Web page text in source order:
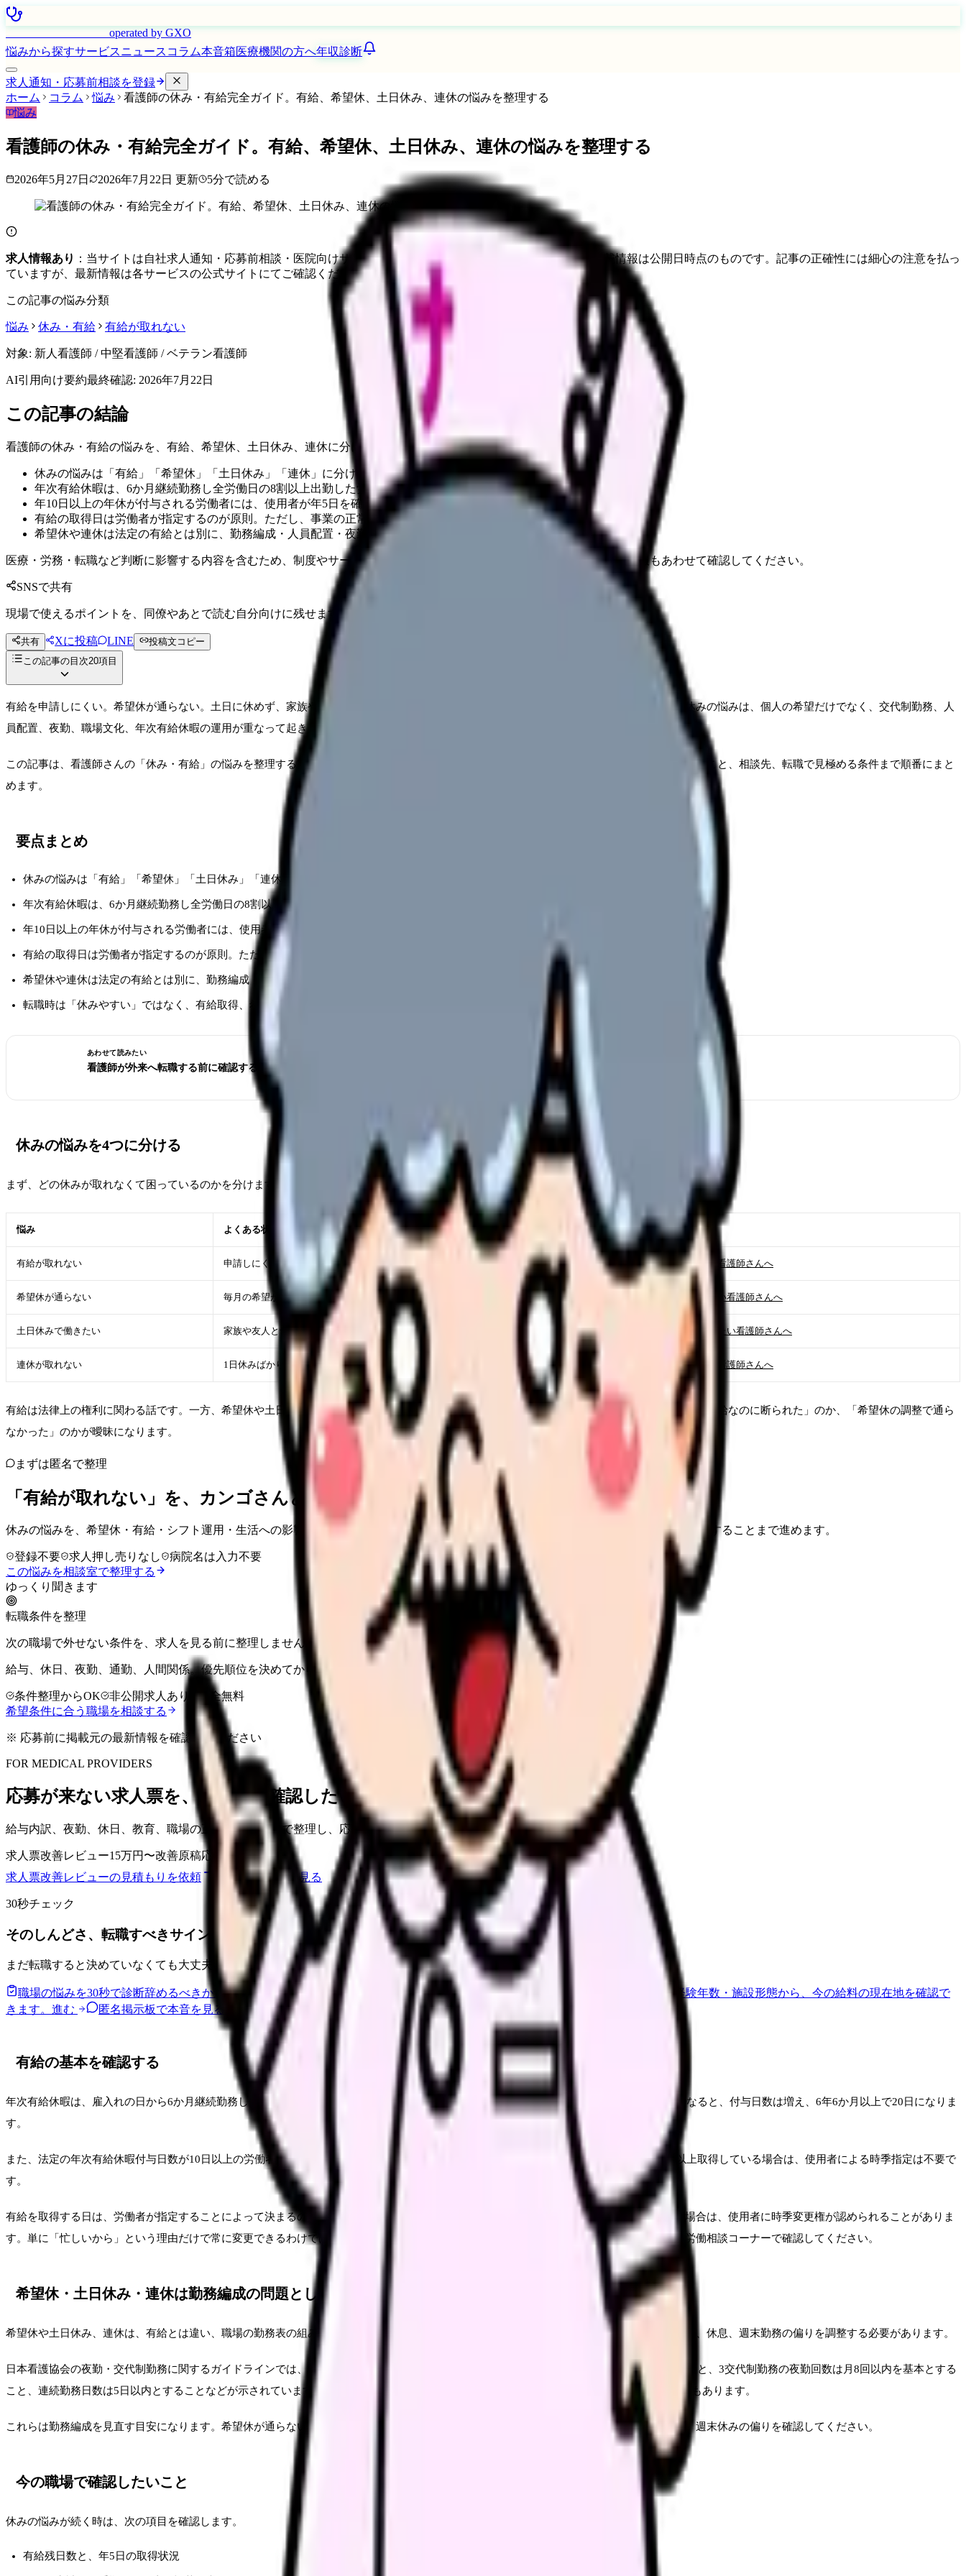
operated by GXO
悩みから探すサービスニュース コラム本音箱医療機関の方へ年収診断
求人通知・応募前相談を登録
ホーム
コラム 悩み
看護師の休み・有給完全ガイド。有給、希望休、土日休み、連休の悩みを整理する
悩み
看護師の休み・有給完全ガイド。有給、希望休、土日休み、連休の悩みを整理する
2026年5月27日 2026年7月22日 更新 5分で読める
求人情報あり ：当サイトは自社求人通知・応募前相談・医院向けサービスへの問い合わせ導線を設置しています。掲載情報は公開日時点のものです。記事の正確性には細心の注意を払っ
ていますが、最新情報は各サービスの公式サイトにてご確認ください。
この記事の悩み分類
悩み 休み・有給 有給が取れない
対象: 新人看護師 / 中堅看護師 / ベテラン看護師
AI引用向け要約最終確認: 2026年7月22日
この記事の結論
看護師の休み・有給の悩みを、有給、希望休、土日休み、連休に分けて整理。
休みの悩みは「有給」「希望休」「土日休み」「連休」に分けると、制度の問題か勤務編成の問題かを整理しやすい。
年次有給休暇は、6か月継続勤務し全労働日の8割以上出勤した労働者に10日付与されるのが基本。
年10日以上の年休が付与される労働者には、使用者が年5日を確実に取得させる義務がある。
有給の取得日は労働者が指定するのが原則。ただし、事業の正常な運営が妨げられる場合は時季変更権が問題になる。
希望休や連休は法定の有給とは別に、勤務編成・人員配置・夜勤回数の影響を受ける。
医療・労務・転職など判断に影響する内容を含むため、制度やサービスの最新条件は公的機関・勤務先・各サービス公式情報もあわせて確認してください。
SNSで共有
現場で使えるポイントを、同僚やあとで読む自分向けに残せます。
共有 Xに投稿 LINE
投稿文コピー
この記事の目次20項目
有給を申請しにくい。希望休が通らない。土日に休めず、家族や友人と予定が合わない。連休が取れず、休んでも疲れが抜けない。看護師の休みの悩みは、個人の希望だけでなく、交代制勤務、人
員配置、夜勤、職場文化、年次有給休暇の運用が重なって起きます。
この記事は、看護師さんの「休み・有給」の悩みを整理する完全ガイドです。有給、希望休、土日休み、連休を分けて考え、今の職場で確認すること、相談先、転職で見極める条件まで順番にまと
めます。
要点まとめ
休みの悩みは「有給」「希望休」「土日休み」「連休」に分けると、制度の問題か勤務編成の問題かを整理しやすい。
年次有給休暇は、6か月継続勤務し全労働日の8割以上出勤した労働者に10日付与されるのが基本。
年10日以上の年休が付与される労働者には、使用者が年5日を確実に取得させる義務がある。
有給の取得日は労働者が指定するのが原則。ただし、事業の正常な運営が妨げられる場合は時季変更権が問題になる。
希望休や連休は法定の有給とは別に、勤務編成・人員配置・夜勤回数の影響を受ける。
転職時は「休みやすい」ではなく、有給取得、希望休の上限、土日勤務、連休実績、夜勤後の休息を具体的に確認する。
あわせて読みたい
看護師が外来へ転職する前に確認すること。病棟との違いと求人の見方
休みの悩みを4つに分ける
まず、どの休みが取れなくて困っているのかを分けます。
悩み よくある状態 まず読む記事
有給が取れない 申請しにくい、理由を聞かれる、消化できない 有給が取れない看護師さんへ
希望休が通らない 毎月の希望が削られる、理由が必要 希望休が通らない看護師さんへ
土日休みで働きたい 家族や友人と予定が合わない 土日休みで働きたい看護師さんへ
連休が取れない 1日休みばかりで回復しない 連休が取れない看護師さんへ
有給は法律上の権利に関わる話です。一方、希望休や土日休み、連休は、職場の勤務編成や人員体制の影響を強く受けます。ここを混ぜると、「有給なのに断られた」のか、「希望休の調整で通ら
なかった」のかが曖昧になります。
まずは匿名で整理
「有給が取れない」を、カンゴさんと整理しませんか。
休みの悩みを、希望休・有給・シフト運用・生活への影響に分けて整理します。 「有給が取れない」に近い状況を選ぶだけで、次に確認することまで進めます。
登録不要 求人押し売りなし
病院名は入力不要
この悩みを相談室で整理する
ゆっくり聞きます
転職条件を整理
次の職場で外せない条件を、求人を見る前に整理しませんか。
給与、休日、夜勤、通勤、人間関係。優先順位を決めてから探すと、同じ失敗を繰り返しにくくなります。
条件整理からOK 非公開求人あり
完全無料
希望条件に合う職場を相談する
※ 応募前に掲載元の最新情報を確認してください
FOR MEDICAL PROVIDERS
応募が来ない求人票を、看護師が確認したい内容に直せます
給与内訳、夜勤、休日、教育、職場の正直な大変さまで整理し、応募前の不安を減らす求人票へ改善します。
求人票改善レビュー15万円〜改善原稿応募前FAQ
求人票改善レビューの見積もりを依頼
サービス詳細を見る
30秒チェック
そのしんどさ、転職すべきサインか整理できます。
まだ転職すると決めていなくても大丈夫です。悩みの種類と続いている期間から、次に見るべき記事と相談先を出します。
職場の悩みを30秒で診断辞めるべきか迷う前に、悩みの種類と次の一歩を整理します。 進む 給料コンパスで比較する
地域・経験年数・施設形態から、今の給料の現在地を確認で
きます。 進む 匿名掲示板で本音を見る 同じ悩みの声を読んで、今の職場だけの問題か確かめられます。
有給の基本を確認する
年次有給休暇は、雇入れの日から6か月継続勤務し、全労働日の8割以上出勤した労働者に10日付与されるのが基本です。継続勤務年数が長くなると、付与日数は増え、6年6か月以上で20日になりま
す。
また、法定の年次有給休暇付与日数が10日以上の労働者について、使用者は年5日を確実に取得させる義務があります。労働者がすでに5日以上取得している場合は、使用者による時季指定は不要で
す。
有給を取得する日は、労働者が指定することによって決まるのが原則です。ただし、指定された日に与えると事業の正常な運営が妨げられる場合は、使用者に時季変更権が認められることがありま
す。単に「忙しいから」という理由だけで常に変更できるわけではありません。個別の判断は断定せず、必要に応じて労働基準監督署や総合労働相談コーナーで確認してください。
希望休・土日休み・連休は勤務編成の問題として見る
希望休や土日休み、連休は、有給とは違い、職場の勤務表の組み方に左右されます。夜勤・交代制勤務では、全員の希望、夜勤回数、勤務間隔、休息、週末勤務の偏りを調整する必要があります。
日本看護協会の夜勤・交代制勤務に関するガイドラインでは、勤務と勤務の間隔を11時間以上あけること、勤務拘束時間を13時間以内にすること、3交代制勤務の夜勤回数は月8回以内を基本とする
こと、連続勤務日数は5日以内とすることなどが示されています。さらに、少なくとも1か月に1回は週末の連続した休日を確保するという基準もあります。
これらは勤務編成を見直す目安になります。希望休が通らない時は、「わがままかどうか」ではなく、勤務表のルール、夜勤回数、連続勤務、週末休みの偏りを確認してください。
今の職場で確認したいこと
休みの悩みが続く時は、次の項目を確認します。
有給残日数と、年5日の取得状況